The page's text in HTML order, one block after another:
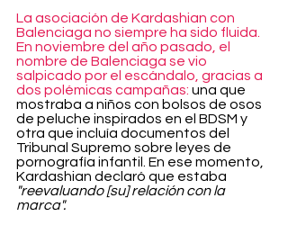
La asociación de Kardashian con
Balenciaga no siempre ha sido fluida.
En noviembre del año pasado, el
nombre de Balenciaga se vio
salpicado por el escándalo, gracias a
dos polémicas campañas: una que
mostraba a niños con bolsos de osos
de peluche inspirados en el BDSM y
otra que incluía documentos del
Tribunal Supremo sobre leyes de
pornografía infantil. En ese momento,
Kardashian declaró que estaba
"reevaluando [su] relación con la
marca".